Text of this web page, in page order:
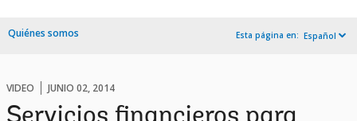
Quiénes somos Esta página en: Español
VIDEO JUNIO 02, 2014